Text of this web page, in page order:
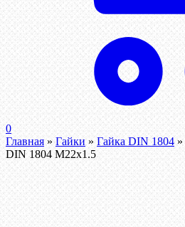
0
Главная » Гайки » Гайка DIN 1804 »
DIN 1804 М22х1.5